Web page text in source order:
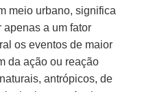
meio urbano, significa
a um fator
os eventos de maior
da ação ou reação
antrópicos, de